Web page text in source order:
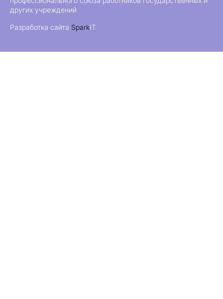
других учреждений
Разработка сайта SparkIT